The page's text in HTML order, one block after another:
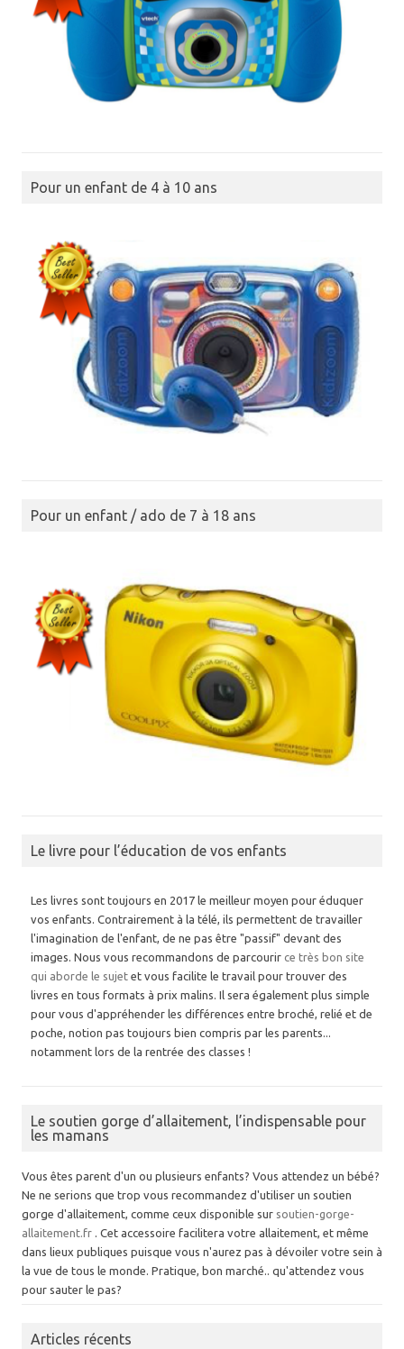
Pour un enfant de 4 à 10 ans
Pour un enfant / ado de 7 à 18 ans
Le livre pour l’éducation de vos enfants
Les livres sont toujours en 2017 le meilleur moyen pour éduquer
vos enfants. Contrairement à la télé, ils permettent de travailler
l'imagination de l'enfant, de ne pas être "passif" devant des
images. Nous vous recommandons de parcourir ce très bon site
qui aborde le sujet et vous facilite le travail pour trouver des
livres en tous formats à prix malins. Il sera également plus simple
pour vous d'appréhender les différences entre broché, relié et de
poche, notion pas toujours bien compris par les parents...
notamment lors de la rentrée des classes !
Le soutien gorge d’allaitement, l’indispensable pour
les mamans
Vous êtes parent d'un ou plusieurs enfants? Vous attendez un bébé?
Ne ne serions que trop vous recommandez d'utiliser un soutien
gorge d'allaitement, comme ceux disponible sur soutien-gorge-
allaitement.fr . Cet accessoire facilitera votre allaitement, et même
dans lieux publiques puisque vous n'aurez pas à dévoiler votre sein à
la vue de tous le monde. Pratique, bon marché.. qu'attendez vous
pour sauter le pas?
Articles récents